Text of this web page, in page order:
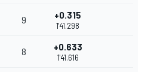
9 +0.315
1'41.298
8 +0.633
1'41.616